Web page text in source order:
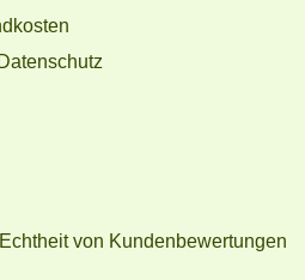
von Kundenbewertungen